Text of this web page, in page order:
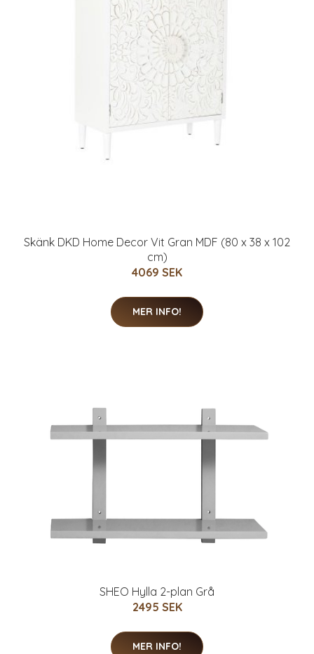
Skänk DKD Home Decor Vit Gran MDF (80 x 38 x 102
cm)
4069 SEK
MER INFO!
SHEO Hylla 2-plan Grå
2495 SEK
MER INFO!